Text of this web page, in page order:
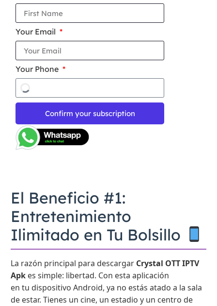
Your Email
Your Phone
Confirm your subscription
El Beneficio #1:
Entretenimiento
Ilimitado en Tu Bolsillo
La razón principal para descargar Crystal OTT IPTV
Apk es simple: libertad. Con esta aplicación
en tu dispositivo Android, ya no estás atado a la sala
de estar. Tienes un cine, un estadio y un centro de